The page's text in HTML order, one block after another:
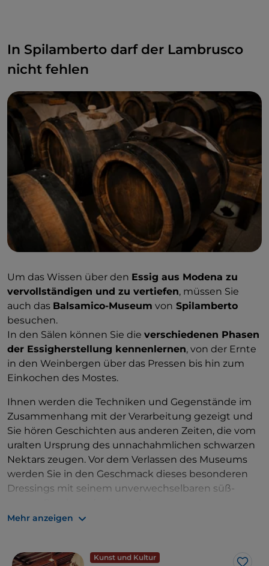
In Spilamberto darf der Lambrusco
nicht fehlen
Um das Wissen über den Essig aus Modena zu
vervollständigen und zu vertiefen, müssen Sie
auch das Balsamico-Museum von Spilamberto
besuchen.
In den Sälen können Sie die verschiedenen Phasen
der Essigherstellung kennenlernen, von der Ernte
in den Weinbergen über das Pressen bis hin zum
Einkochen des Mostes.
Ihnen werden die Techniken und Gegenstände im
Zusammenhang mit der Verarbeitung gezeigt und
Sie hören Geschichten aus anderen Zeiten, die vom
uralten Ursprung des unnachahmlichen schwarzen
Nektars zeugen. Vor dem Verlassen des Museums
werden Sie in den Geschmack dieses besonderen
Dressings mit seinem unverwechselbaren süß-
Seine roten Bläschen werden auch außerhalb des
Mehr anzeigen
Kunst und Kultur